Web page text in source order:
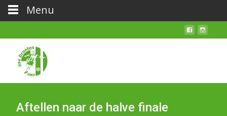
Aftellen naar de halve finale
Menu